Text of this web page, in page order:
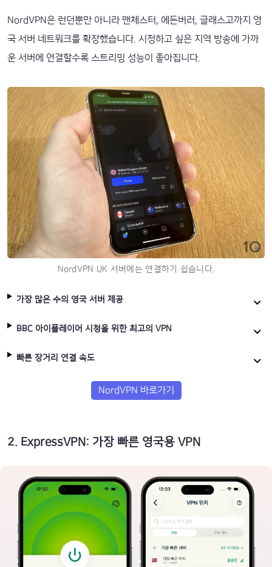
NordVPN은 런던뿐만 아니라 맨체스터, 에든버러, 글래스고까지 영
국 서버 네트워크를 확장했습니다. 시청하고 싶은 지역 방송에 가까
운 서버에 연결할수록 스트리밍 성능이 좋아집니다.
NordVPN UK 서버에는 연결하기 쉽습니다.
가장 많은 수의 영국 서버 제공
BBC 아이플레이어 시청을 위한 최고의 VPN
빠른 장거리 연결 속도
NordVPN 바로가기
2. ExpressVPN: 가장 빠른 영국용 VPN